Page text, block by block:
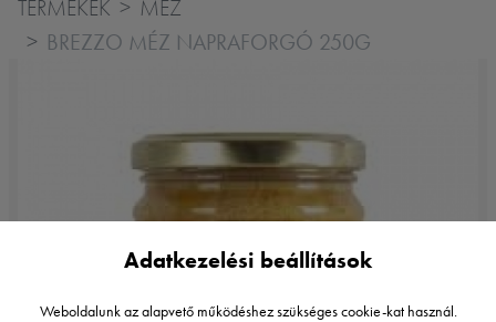
TERMÉKEK MÉZ
BREZZO MÉZ NAPRAFORGÓ 250G
Adatkezelési beállítások
Weboldalunk az alapvető működéshez szükséges cookie-kat használ.